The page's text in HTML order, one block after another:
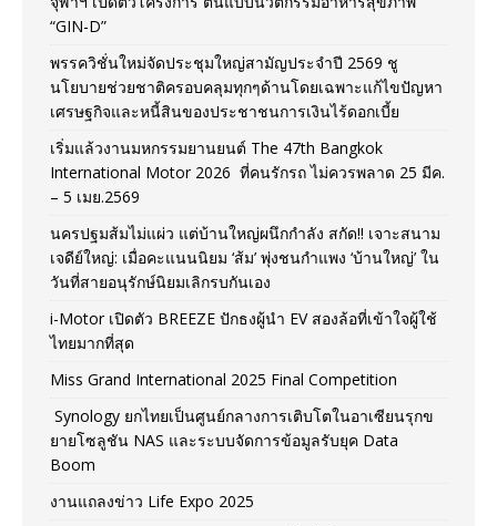
“GIN-D”
พรรควิชั่นใหม่จัดประชุมใหญ่สามัญประจำปี 2569 ชู
นโยบายช่วยชาติครอบคลุมทุกๆด้านโดยเฉพาะแก้ไขปัญหา
เศรษฐกิจและหนี้สินของประชาชนการเงินไร้ดอกเบี้ย
เริ่มแล้วงานมหกรรมยานยนต์ The 47th Bangkok
International Motor 2026 ที่คนรักรถ ไม่ควรพลาด 25 มีค.
– 5 เมย.2569
นครปฐมส้มไม่แผ่ว แต่บ้านใหญ่ผนึกกำลัง สกัด!! เจาะสนาม
เจดีย์ใหญ่: เมื่อคะแนนนิยม ‘ส้ม’ พุ่งชนกำแพง ‘บ้านใหญ่’ ใน
วันที่สายอนุรักษ์นิยมเลิกรบกันเอง
i-Motor เปิดตัว BREEZE ปักธงผู้นำ EV สองล้อที่เข้าใจผู้ใช้
ไทยมากที่สุด
Miss Grand International 2025 Final Competition
Synology ยกไทยเป็นศูนย์กลางการเติบโตในอาเซียนรุกข
ยายโซลูชัน NAS และระบบจัดการข้อมูลรับยุค Data
Boom
งานแถลงข่าว Life Expo 2025